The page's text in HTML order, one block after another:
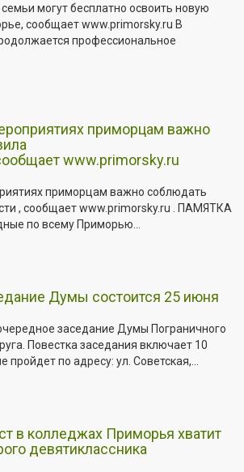
могут бесплатно освоить новую
сообщает www.primorsky.ru В
профессиональное
приморцам важно
www.primorsky.ru
приморцам важно соблюдать
, сообщает www.primorsky.ru . ПАМЯТКА
по всему Приморью...
Думы состоится 25 июня
заседание Думы Пограничного
Повестка заседания включает 10
пройдет по адресу: ул. Советская,...
в колледжах Приморья хватит
девятиклассника